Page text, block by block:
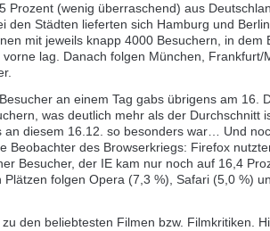
Prozent (wenig überraschend) aus
den Städten lieferten sich Hamburg und
mit jeweils knapp 4000 Besuchern, in dem
vorne lag. Danach folgen München, Frankfurt/
an einem Tag gabs übrigens am 16.
was deutlich mehr als der Durchschnitt
an diesem 16.12. so besonders war… Und
Beobachter des Browserkriegs: Firefox
Besucher, der IE kam nur noch auf 16,4
Plätzen folgen Opera (7,3 %), Safari (5,0 %)
zu den beliebtesten Filmen bzw. Filmkritiken.